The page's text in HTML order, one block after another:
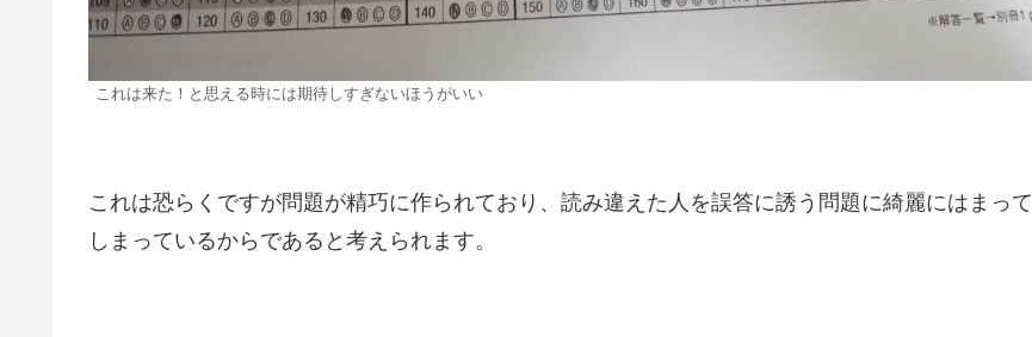
これは来た！と思える時には期待しすぎないほうがいい
これは恐らくですが問題が精巧に作られており、読み違えた人を誤答に誘う問題に綺麗にはまって
しまっているからであると考えられます。